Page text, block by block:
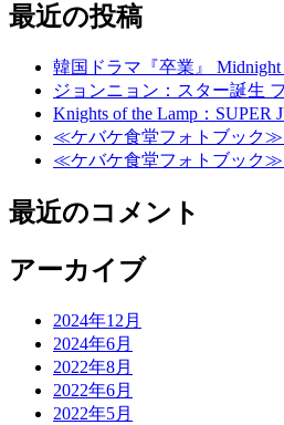
最近の投稿
韓国ドラマ『卒業』
ジョンニョン：スター誕生
Knights of the Lamp：
≪ケバケ食堂フォトブック≫
≪ケバケ食堂フォトブック≫
最近のコメント
アーカイブ
2024年12月
2024年6月
2022年8月
2022年6月
2022年5月